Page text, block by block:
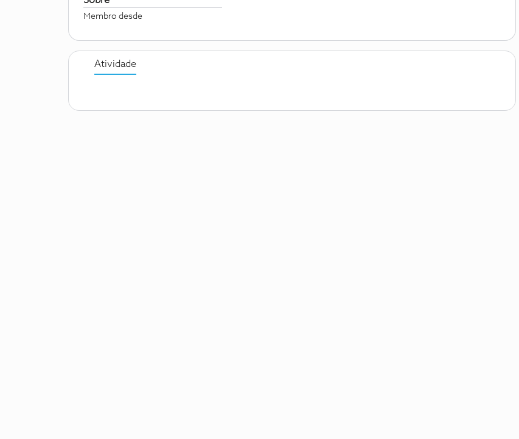
Membro desde
Atividade